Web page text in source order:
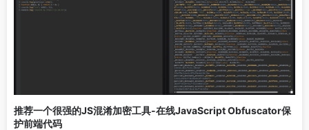
推荐一个很强的JS混淆加密工具-在线JavaScript Obfuscator保
护前端代码